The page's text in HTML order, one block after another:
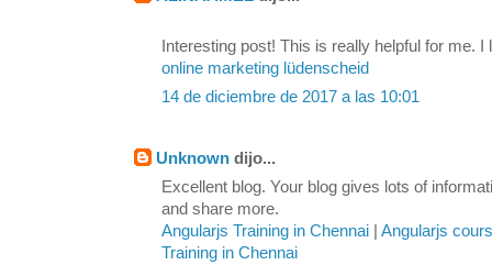
Interesting post! This is really helpful for me.
online marketing lüdenscheid
14 de diciembre de 2017 a las 10:01
Unknown dijo...
Excellent blog. Your blog gives lots of
and share more.
Angularjs Training in Chennai
Angularjs
Training in Chennai